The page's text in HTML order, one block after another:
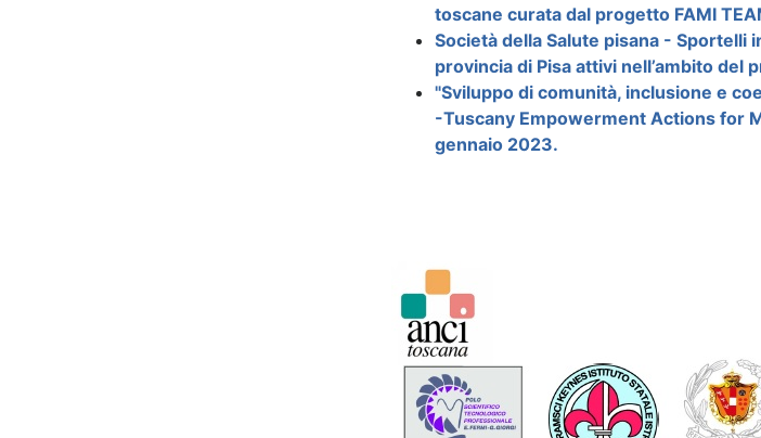
toscane curata dal progetto FAMI
Società della Salute pisana -
provincia di Pisa attivi nell’ambito del
"Sviluppo di comunità, inclusione e
-Tuscany Empowerment Actions for
gennaio 2023.